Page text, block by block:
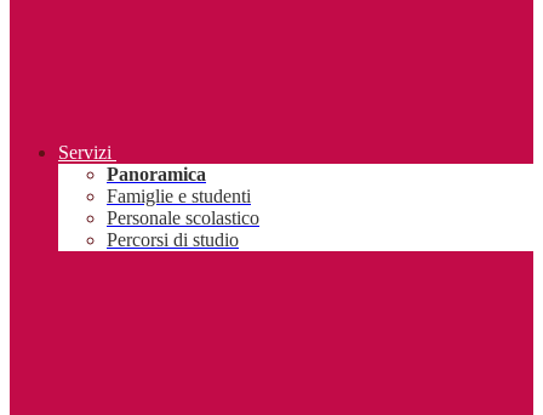
Servizi
Panoramica
Famiglie e studenti
Personale scolastico
Percorsi di studio